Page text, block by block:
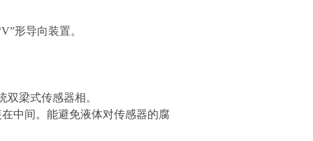
形导向装置。
梁式传感器相。
中间。能避免液体对传感器的腐